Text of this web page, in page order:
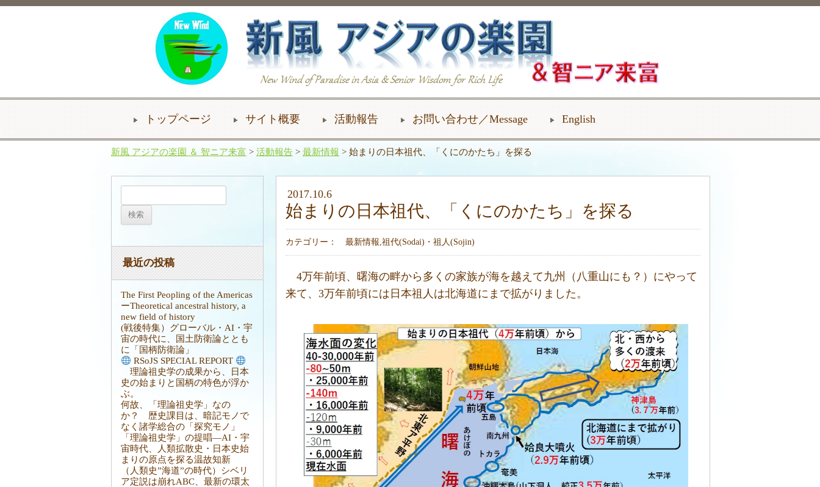
トップページ サイト概要 活動報告 お問い合わせ／Message English
新風 アジアの楽園 ＆ 智ニア来富 > 活動報告 > 最新情報 > 始まりの日本祖代、「くにのかたち」を探る
最近の投稿
The First Peopling of the Americas
ーTheoretical ancestral history, a
new field of history
(戦後特集）グローバル・AI・宇
宙の時代に、国土防衛論ととも
に「国柄防衛論」
RSoJS SPECIAL REPORT
理論祖史学の成果から、日本
史の始まりと国柄の特色が浮か
ぶ。
何故、「理論祖史学」なの
か？ 歴史課目は、暗記モノで
なく諸学総合の「探究モノ」
「理論祖史学」の提唱―AI・宇
宙時代、人類拡散史・日本史始
まりの原点を探る温故知新
（人類史”海道”の時代）シベリ
ア定説は崩れABC、最新の環太
2017.10.6
始まりの日本祖代、「くにのかたち」を探る
カテゴリー： 最新情報,祖代(Sodai)・祖人(Sojin)
4万年前頃、曙海の畔から多くの家族が海を越えて九州（八重山にも？）にやって
来て、3万年前頃には日本祖人は北海道にまで拡がりました。